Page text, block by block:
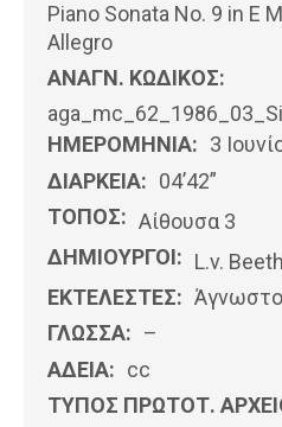
Piano Sonata No. 9 in E
Allegro
ΑΝΑΓΝ. ΚΩΔΙΚΟΣ:
ΗΜΕΡΟΜΗΝΊΑ: 3
ΔΙΑΡΚΕΙΑ: 04’42”
ΤΟΠΟΣ: Αίθουσα 3
ΔΗΜΙΟΥΡΓΟΙ: L.v.
ΕΚΤΕΛΕΣΤΕΣ: Άγνωστο
ΓΛΩΣΣΑ: –
ΑΔΕΙΑ: cc
ΤΥΠΟΣ ΠΡΩΤΟΤ.